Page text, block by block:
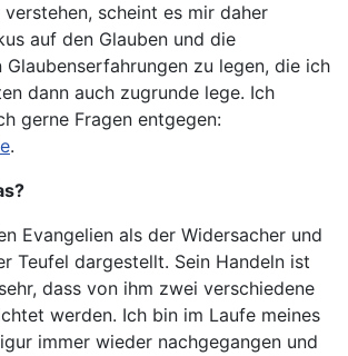
scheint es mir daher
auf den Glauben und die
Glaubenserfahrungen zu legen, die ich
dann auch zugrunde lege. Ich
gerne Fragen entgegen:
.
Evangelien als der Widersacher und
Teufel dargestellt. Sein Handeln ist
dass von ihm zwei verschiedene
werden. Ich bin im Laufe meines
immer wieder nachgegangen und